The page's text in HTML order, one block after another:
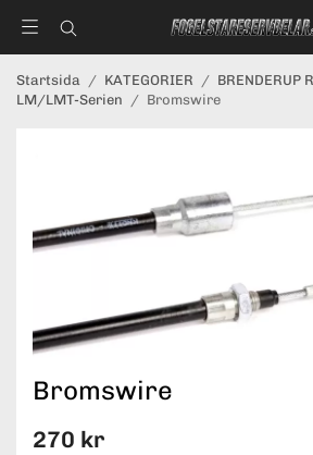
Startsida / KATEGORIER / BRENDERUP
LM/LMT-Serien / Bromswire
Bromswire
270 kr